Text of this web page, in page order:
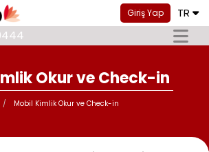
Giriş Yap TR
Okur ve Check-in
Mobil Kimlik Okur ve Check-in